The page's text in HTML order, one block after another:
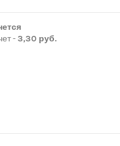
-3,30 руб.